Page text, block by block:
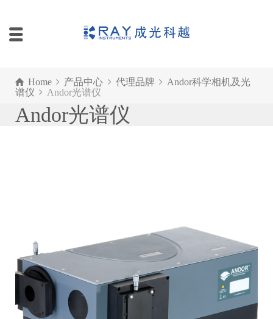
Home 产品中心 代理品牌
Andor科学相机及光
谱仪
Andor光谱仪
Andor光谱仪